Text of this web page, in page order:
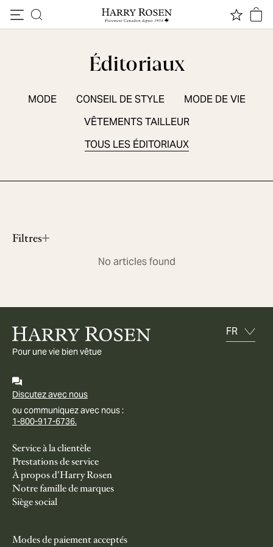
Éditoriaux
MODE CONSEIL DE STYLE
MODE DE VIE
VÊTEMENTS TAILLEUR
TOUS LES ÉDITORIAUX
Filtres
No articles found
Pour une vie bien vêtue
Discutez avec nous
ou communiquez avec nous :
1-800-917-6736.
Service à la clientèle
Prestations de service
À propos d'Harry Rosen
Notre famille de marques
Siège social
Modes de paiement acceptés